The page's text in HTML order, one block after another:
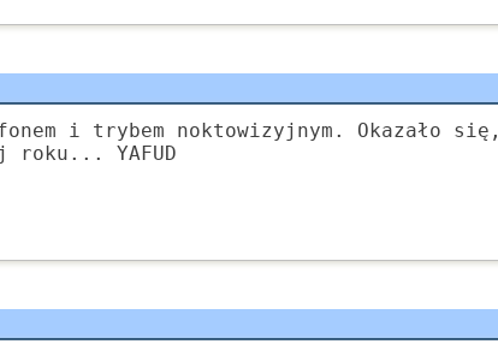
i trybem noktowizyjnym. Okazało się,
roku... YAFUD